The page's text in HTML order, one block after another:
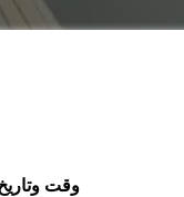
وقت